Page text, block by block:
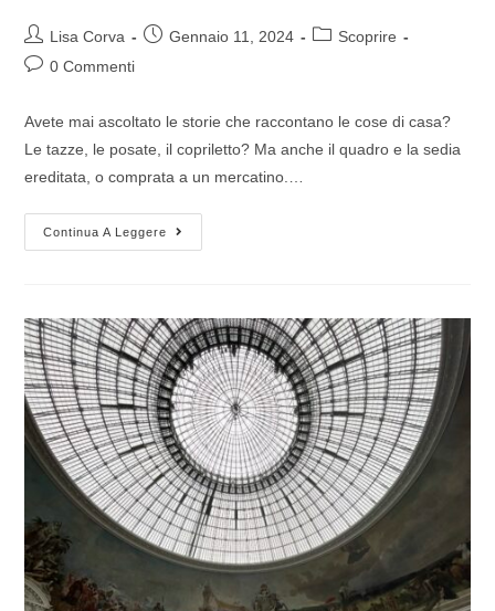
Lisa Corva Gennaio 11, 2024
Scoprire
0 Commenti
Avete mai ascoltato le storie che raccontano le cose di casa?
Le tazze, le posate, il copriletto? Ma anche il quadro e la sedia
ereditata, o comprata a un mercatino.…
Continua A Leggere